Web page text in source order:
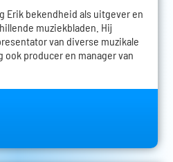
Erik bekendheid als uitgever en
muziekbladen. Hij
van diverse muzikale
ook producer en manager van